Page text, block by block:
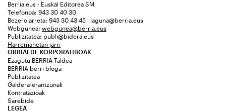
Berria.eus - Euskal Editorea SM
Telefonoa: 943 30 40 30
Bezero arreta: 943 30 43 45 | laguna@berria.eus
Webgunea: webgunea@berria.eus
Publizitatea: publi@bidera.eus
Harremanetan jarri
ORRIALDE KORPORATIBOAK
Ezagutu BERRIA Taldea
BERRIA berri bloga
Publizitatea
Galdera-erantzunak
Kontratazioak
Sarebide
LEGEA